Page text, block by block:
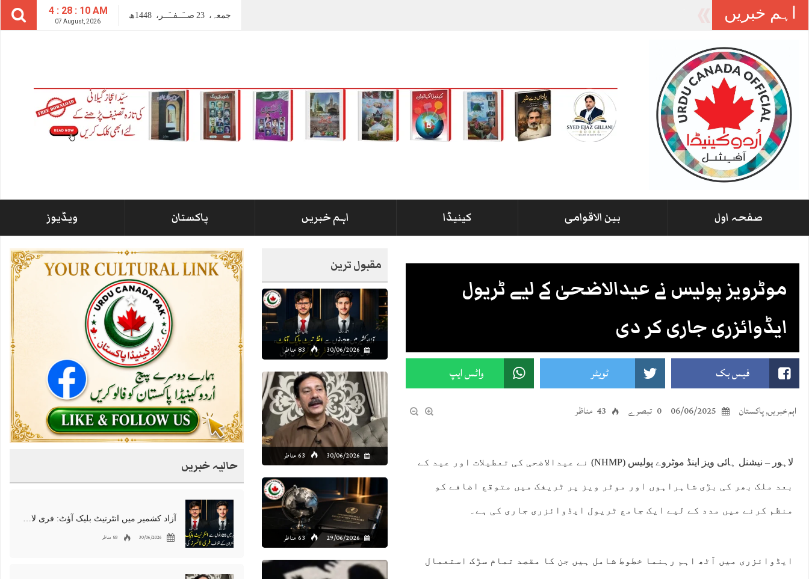
4 : 28 : 11 AM
07 August, 2026
جمعہ، 23 صــَــفــَــر، 1448ھ اہم خبریں
صفحہ اول بین الاقوامی کینیڈا اہم خبریں پاکستان ویڈیوز
مقبول ترین
30/06/2026 83 مناظر
30/06/2026 63 مناظر
29/06/2026 63 مناظر
موٹرویز پولیس نے عیدالاضحیٰ کے لیے ٹریول
ایڈوائزری جاری کر دی
فیس بک ٹویٹر واٹس ایپ
اہم خبریں,پاکستان 06/06/2025 0 تبصرے 43 مناظر
لاہور – نیشنل ہائی ویز اینڈ موٹروے پولیس (NHMP) نے عیدالاضحی کی تعطیلات اور عید کے
بعد ملک بھر کی بڑی شاہراہوں اور موٹر ویز پر ٹریفک میں متوقع اضافے کو
منظم کرنے میں مدد کے لیے ایک جامع ٹریول ایڈوائزری جاری کی ہے۔
ایڈوائزری میں آٹھ اہم رہنما خطوط شامل ہیں جن کا مقصد تمام سڑک استعمال
حالیہ خبریں
آزاد کشمیر میں انٹرنیٹ بلیک آؤٹ: فری لانسرز کا معاشی قتل، احتجاج شروع
30/06/2026 83 مناظر